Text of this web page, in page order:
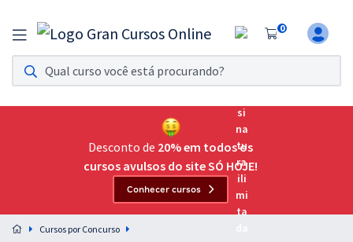
0
Assinatura Ilimitada 11
Acesso a todos os cursos. Teste grátis por 7 dias!
Assinatura OAB Até Passar
Acesso ilimitado a toda preparação para o Exame da
Preparação completa e intensiva para as principais
residências em saúde do Brasil
Desconto de 20% em todos os
cursos avulsos do site SÓ HOJE!
Conhecer cursos
Cursos por Concurso